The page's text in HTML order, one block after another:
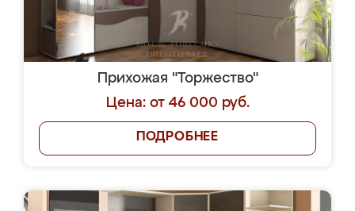
Прихожая "Торжество"
Цена: от 46 000 руб.
ПОДРОБНЕЕ